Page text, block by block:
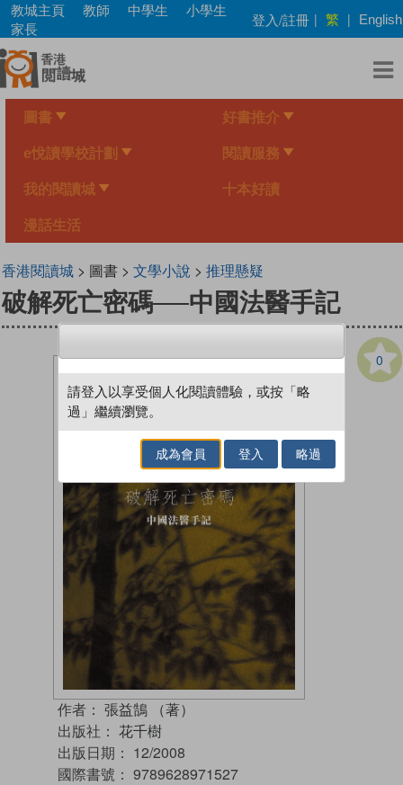
Skip
main
content
教城主頁 教師 中學生
小學生
家長
登入/註冊 | 繁 | English
圖書 好書推介
e悅讀學校計劃 閱讀服務
我的閱讀城 十本好讀
漫話生活
香港閱讀城> 圖書 > 文學小說 > 推理懸疑
破解死亡密碼──中國法醫手記
0
作者： 張益鵠 （著）
出版社： 花千樹
出版日期： 12/2008
國際書號： 9789628971527
請登入以享受個人化閱讀體驗，或按「略
過」繼續瀏覽。
成為會員 登入 略過